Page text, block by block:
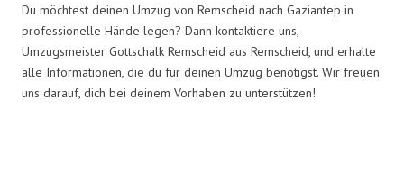
Du möchtest deinen Umzug von Remscheid nach Gaziantep in
professionelle Hände legen? Dann kontaktiere uns,
Umzugsmeister Gottschalk Remscheid aus Remscheid, und erhalte
alle Informationen, die du für deinen Umzug benötigst. Wir freuen
uns darauf, dich bei deinem Vorhaben zu unterstützen!